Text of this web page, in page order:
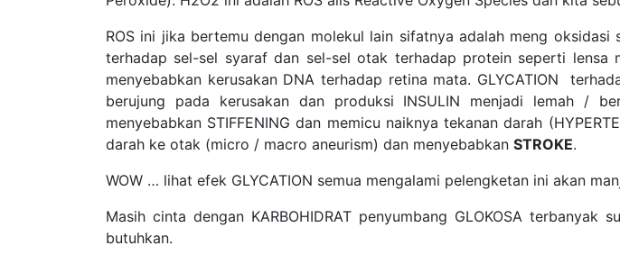
ROS ini jika bertemu dengan molekul lain sifatnya adalah meng oksidasi
terhadap sel-sel syaraf dan sel-sel otak terhadap protein seperti lensa
menyebabkan kerusakan DNA terhadap retina mata. GLYCATION
berujung pada kerusakan dan produksi INSULIN menjadi lemah /
menyebabkan STIFFENING dan memicu naiknya tekanan darah
darah ke otak (micro / macro aneurism) dan menyebabkan STROKE.
WOW … lihat efek GLYCATION semua mengalami pelengketan ini akan
Masih cinta dengan KARBOHIDRAT penyumbang GLOKOSA
butuhkan.